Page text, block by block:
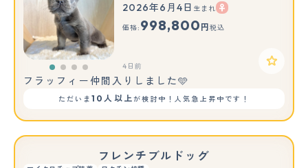
2026年6月4日 生まれ
価格: 998,800 円 税込
4日前
フラッフィー仲間入りしました🩵
ただいま10人以上が検討中！人気急上昇中です！
フレンチブルドッグ